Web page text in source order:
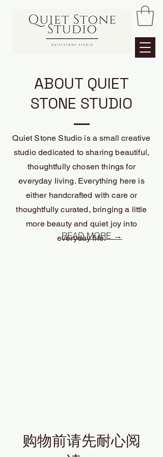
ABOUT QUIET
STONE STUDIO
Quiet Stone Studio is a small creative
studio dedicated to sharing beautiful,
thoughtfully chosen things for
everyday living. Everything here is
either handcrafted with care or
thoughtfully curated, bringing a little
more beauty and quiet joy into
everyday life.
READ MORE →
购物前请先耐心阅